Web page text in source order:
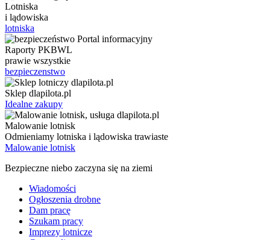
Lotniska
i lądowiska
lotniska
Raporty PKBWL
prawie wszystkie
bezpieczenstwo
Sklep dlapilota.pl
Idealne zakupy
Malowanie lotnisk
Odmieniamy lotniska i lądowiska trawiaste
Malowanie lotnisk
Bezpieczne niebo zaczyna się na ziemi
Wiadomości
Ogłoszenia drobne
Dam pracę
Szukam pracy
Imprezy lotnicze